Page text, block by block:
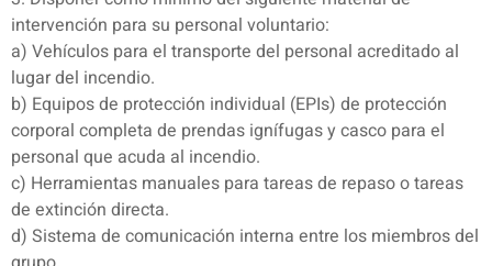
intervención para su personal voluntario:
a) Vehículos para el transporte del personal acreditado al
lugar del incendio.
b) Equipos de protección individual (EPIs) de protección
corporal completa de prendas ignífugas y casco para el
personal que acuda al incendio.
c) Herramientas manuales para tareas de repaso o tareas
de extinción directa.
d) Sistema de comunicación interna entre los miembros del